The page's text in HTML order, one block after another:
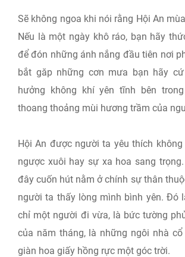
Sẽ không ngoa khi nói rằng Hội An
Nếu là một ngày khô ráo, bạn hãy
để đón những ánh nắng đầu tiên nơi
bắt găp những cơn mưa bạn hãy
hưởng không khí yên tĩnh bên
thoang thoảng mùi hương trầm của
Hội An được người ta yêu thích
ngược xuôi hay sự xa hoa sang
đây cuốn hút nằm ở chính sự thân
người ta thấy lòng mình bình yên. Đó
chỉ một người đi vừa, là bức tường
của năm tháng, là những ngôi nhà
giàn hoa giấy hồng rực một góc trời.